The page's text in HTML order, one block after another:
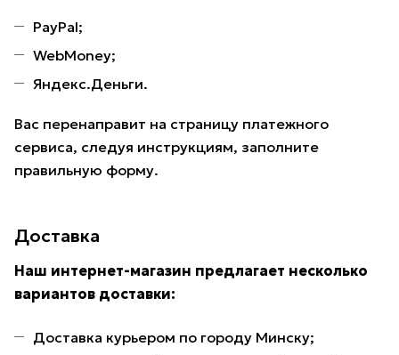
PayPal;
WebMoney;
Яндекс.Деньги.
Вас перенаправит на страницу платежного
сервиса, следуя инструкциям, заполните
правильную форму.
Доставка
Наш интернет-магазин предлагает несколько
вариантов доставки:
Доставка курьером по городу Минску;